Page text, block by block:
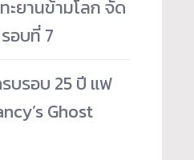
ะยานข้ามโลก จัด
อบที่ 7
บรอบ 25 ปี แฟ
Ghost